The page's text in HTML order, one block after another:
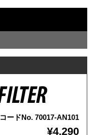
コードNo. 70017-AN101
¥4,290